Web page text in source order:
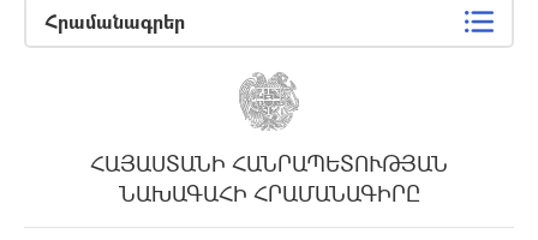
Հրամանագրեր
ՀԱՅԱՍՏԱՆԻ ՀԱՆՐԱՊԵՏՈՒԹՅԱՆ
ՆԱԽԱԳԱՀԻ ՀՐԱՄԱՆԱԳԻՐԸ